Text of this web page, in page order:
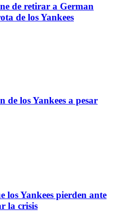
de retirar a German
de los Yankees
de los Yankees a pesar
Yankees pierden ante
la crisis